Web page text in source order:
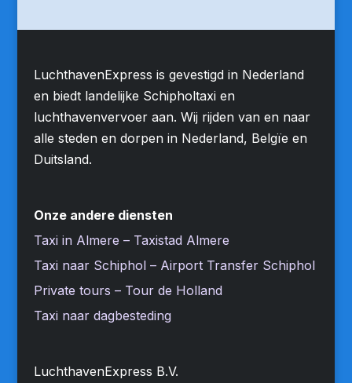
LuchthavenExpress is gevestigd in Nederland
en biedt landelijke Schipholtaxi en
luchthavenvervoer aan. Wij rijden van en naar
alle steden en dorpen in Nederland, Belgïe en
Duitsland.
Onze andere diensten
Taxi in Almere – Taxistad Almere
Taxi naar Schiphol – Airport Transfer Schiphol
Private tours – Tour de Holland
Taxi naar dagbesteding
LuchthavenExpress B.V.